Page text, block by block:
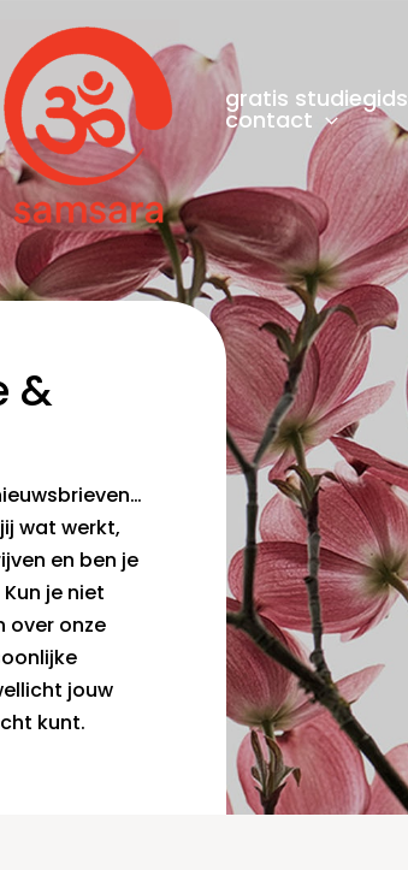
gratis studiegids
contact
&
wat werkt,
en ben je
je niet
over onze
jouw
kunt.